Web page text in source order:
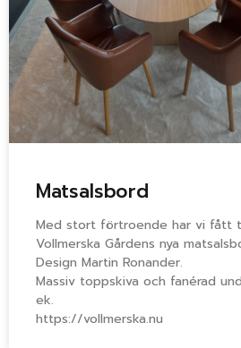
Matsalsbord
Med stort förtroende har vi fått
Vollmerska Gårdens nya
Design Martin Ronander.
Massiv toppskiva och fanérad
ek.
https://vollmerska.nu